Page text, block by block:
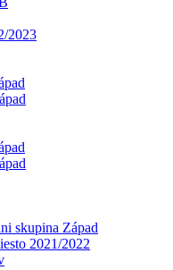
2023
skupina Západ
2021/2022